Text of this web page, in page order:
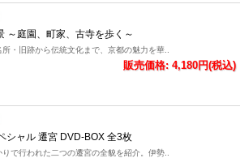
～庭園、町家、古寺を歩く～
・旧跡から伝統文化まで、京都の魅力を華..
販売価格: 4,180円(税込)
シャル 遷宮 DVD-BOX 全3枚
で行われた二つの遷宮の全貌を紹介。伊勢..